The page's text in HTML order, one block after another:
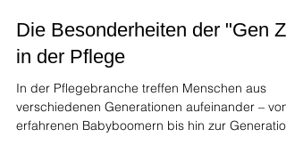
9. Jan. 2025
2 Min. Lesezeit
Die Besonderheiten der "Gen Z"
in der Pflege
In der Pflegebranche treffen Menschen aus